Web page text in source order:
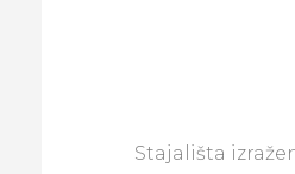
Stajališta